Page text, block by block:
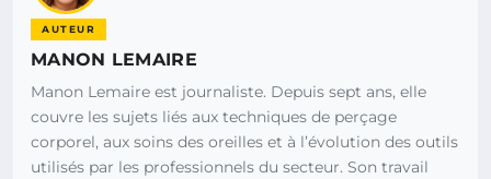
AUTEUR
MANON LEMAIRE
Manon Lemaire est journaliste. Depuis sept ans, elle
couvre les sujets liés aux techniques de perçage
corporel, aux soins des oreilles et à l’évolution des outils
utilisés par les professionnels du secteur. Son travail